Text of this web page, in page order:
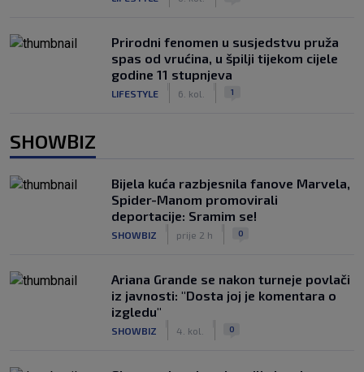
Prirodni fenomen u susjedstvu pruža
spas od vrućina, u špilji tijekom cijele
godine 11 stupnjeva
LIFESTYLE 6. kol. 1
SHOWBIZ
Bijela kuća razbjesnila fanove Marvela,
Spider-Manom promovirali
deportacije: Sramim se!
SHOWBIZ prije 2 h 0
Ariana Grande se nakon turneje povlači
iz javnosti: "Dosta joj je komentara o
izgledu"
SHOWBIZ 4. kol. 0